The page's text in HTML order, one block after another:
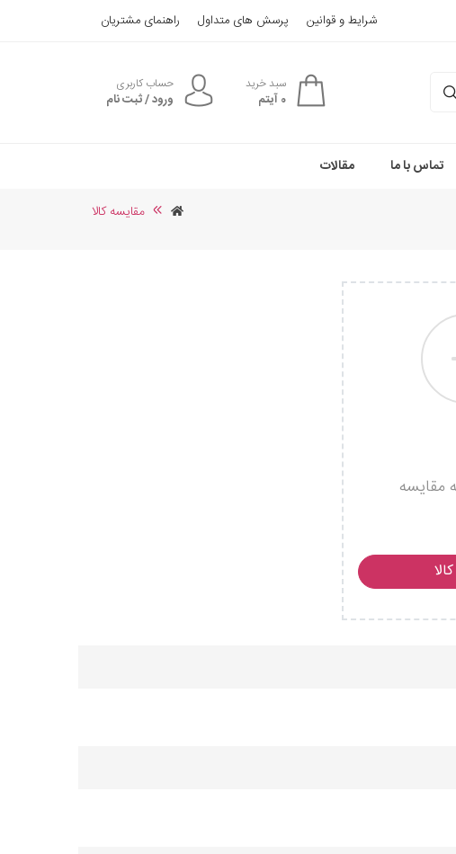
شرایط و قوانین پرسش های متداول راهنمای مشتریان
سبد خرید
0آیتم
حساب کاربری
ورود / ثبت نام
تماس با ما مقالات
مقایسه کالا
مقایسه